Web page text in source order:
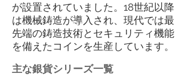
が設置されていました。18世紀以降
は機械鋳造が導入され、現代では最
先端の鋳造技術とセキュリティ機能
を備えたコインを生産しています。
主な銀貨シリーズ一覧